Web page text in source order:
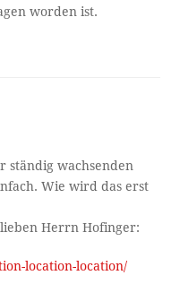
worden ist.
ständig wachsenden
Wie wird das erst
Herrn Hofinger:
location-location/